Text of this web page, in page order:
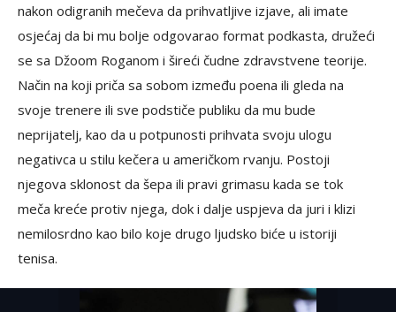
nakon odigranih mečeva da prihvatljive izjave, ali imate
osjećaj da bi mu bolje odgovarao format podkasta, družeći
se sa Džoom Roganom i šireći čudne zdravstvene teorije.
Način na koji priča sa sobom između poena ili gleda na
svoje trenere ili sve podstiče publiku da mu bude
neprijatelj, kao da u potpunosti prihvata svoju ulogu
negativca u stilu kečera u američkom rvanju. Postoji
njegova sklonost da šepa ili pravi grimasu kada se tok
meča kreće protiv njega, dok i dalje uspjeva da juri i klizi
nemilosrdno kao bilo koje drugo ljudsko biće u istoriji
tenisa.